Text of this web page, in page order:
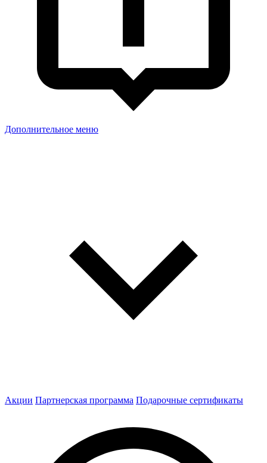
Дополнительное меню
Акции Партнерская программа Подарочные сертификаты